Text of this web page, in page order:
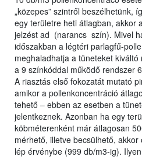
„közepes” szintről beszélhetünk,
egy területre heti átlagban, akkor
jelzést ad (narancs szín). Mivel
időszakban a légtéri parlagfű-
meghaladhatja a tüneteket
a 9 színkóddal működő rendszer
A riasztás első fokozatát mutató
amikor a pollenkoncentráció
tehető – ebben az esetben a
jelentkeznek. Azonban ha egy
köbméterenként már átlagosan
mérhető, illetve becsülhető,
lép érvénybe (999 db/m3-ig).